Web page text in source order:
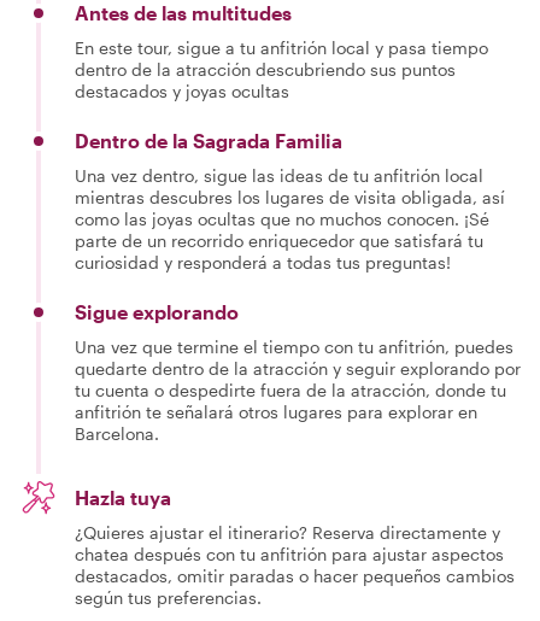
Antes de las multitudes
En este tour, sigue a tu anfitrión local y pasa tiempo
dentro de la atracción descubriendo sus puntos
destacados y joyas ocultas
Dentro de la Sagrada Familia
Una vez dentro, sigue las ideas de tu anfitrión local
mientras descubres los lugares de visita obligada, así
como las joyas ocultas que no muchos conocen. ¡Sé
parte de un recorrido enriquecedor que satisfará tu
curiosidad y responderá a todas tus preguntas!
Sigue explorando
Una vez que termine el tiempo con tu anfitrión, puedes
quedarte dentro de la atracción y seguir explorando por
tu cuenta o despedirte fuera de la atracción, donde tu
anfitrión te señalará otros lugares para explorar en
Barcelona.
Hazla tuya
¿Quieres ajustar el itinerario? Reserva directamente y
chatea después con tu anfitrión para ajustar aspectos
destacados, omitir paradas o hacer pequeños cambios
según tus preferencias.